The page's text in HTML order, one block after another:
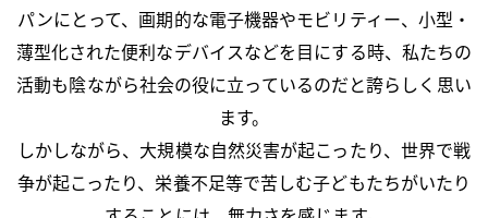
パンにとって、画期的な電子機器やモビリティー、小型・
薄型化された便利なデバイスなどを目にする時、私たちの
活動も陰ながら社会の役に立っているのだと誇らしく思い
ます。
しかしながら、大規模な自然災害が起こったり、世界で戦
争が起こったり、栄養不足等で苦しむ子どもたちがいたり